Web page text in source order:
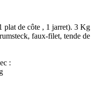
plat de côte , 1 jarret). 3 Kg
faux-filet, tende de
: